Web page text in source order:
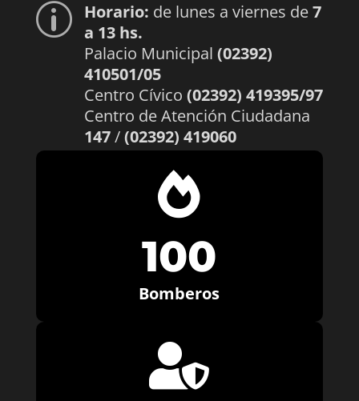
p Horario: de lunes a viernes de7
a 13 hs.
Palacio Municipal (02392)
410501/05
Centro Cívico (02392) 419395/97
Centro de Atención Ciudadana
147/(02392) 419060

100
Bomberos
